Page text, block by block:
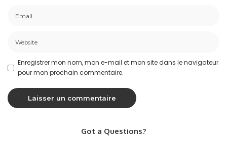
Enregistrer mon nom, mon e-mail et mon site dans le navigateur
pour mon prochain commentaire.
Got a Questions?